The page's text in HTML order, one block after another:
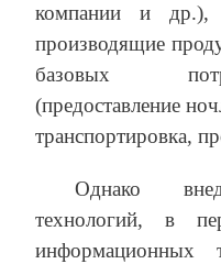
компании и др.),
производящие
базовых
(предоставление
транспортировка,
Однако
технологий, в
информационных